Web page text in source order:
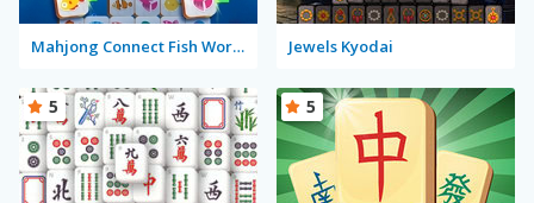
Mahjong Connect Fish World Jewels Kyodai
5 5